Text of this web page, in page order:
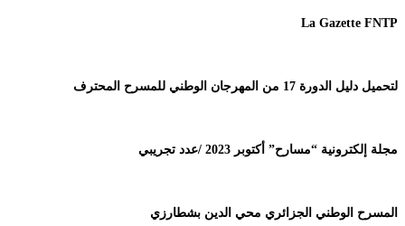
La Gazette FNTP
لتحميل دليل الدورة 17 من المهرجان الوطني للمسرح المحترف
مجلة إلكترونية “مسارح” أكتوبر 2023 /عدد تجريبي
المسرح الوطني الجزائري محي الدين بشطارزي